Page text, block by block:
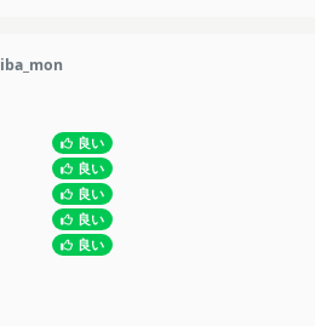
良い
良い
良い
良い
良い